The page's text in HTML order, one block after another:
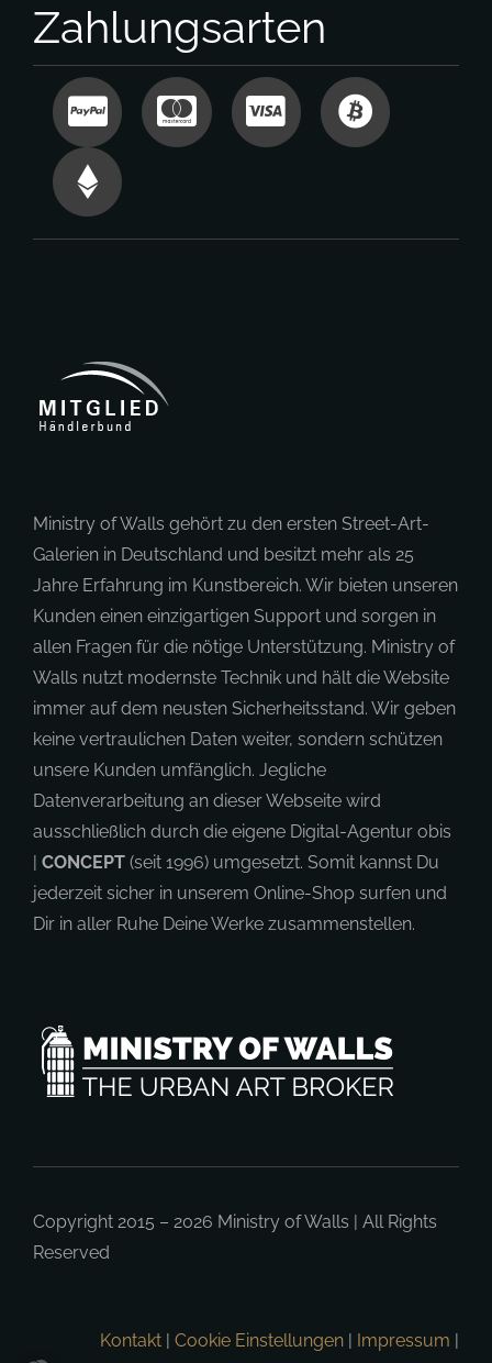
Zahlungsarten
Ministry of Walls gehört zu den ersten Street-Art-
Galerien in Deutschland und besitzt mehr als 25
Jahre Erfahrung im Kunstbereich. Wir bieten unseren
Kunden einen einzigartigen Support und sorgen in
allen Fragen für die nötige Unterstützung. Ministry of
Walls nutzt modernste Technik und hält die Website
immer auf dem neusten Sicherheitsstand. Wir geben
keine vertraulichen Daten weiter, sondern schützen
unsere Kunden umfänglich. Jegliche
Datenverarbeitung an dieser Webseite wird
ausschließlich durch die eigene Digital-Agentur obis
| CONCEPT(seit 1996) umgesetzt. Somit kannst Du
jederzeit sicher in unserem Online-Shop surfen und
Dir in aller Ruhe Deine Werke zusammenstellen.
Copyright 2015 – 2026 Ministry of Walls | All Rights
Reserved
Kontakt |Cookie Einstellungen | Impressum |